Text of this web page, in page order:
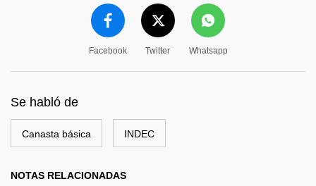
Facebook Twitter Whatsapp
Se habló de
Canasta básica INDEC
NOTAS RELACIONADAS